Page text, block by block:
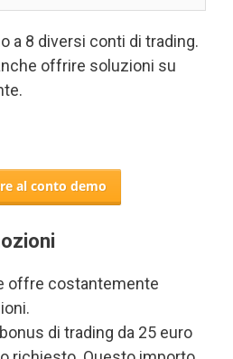
a 8 diversi conti di trading.
offrire soluzioni su
al conto demo
offre costantemente
di trading da 25 euro